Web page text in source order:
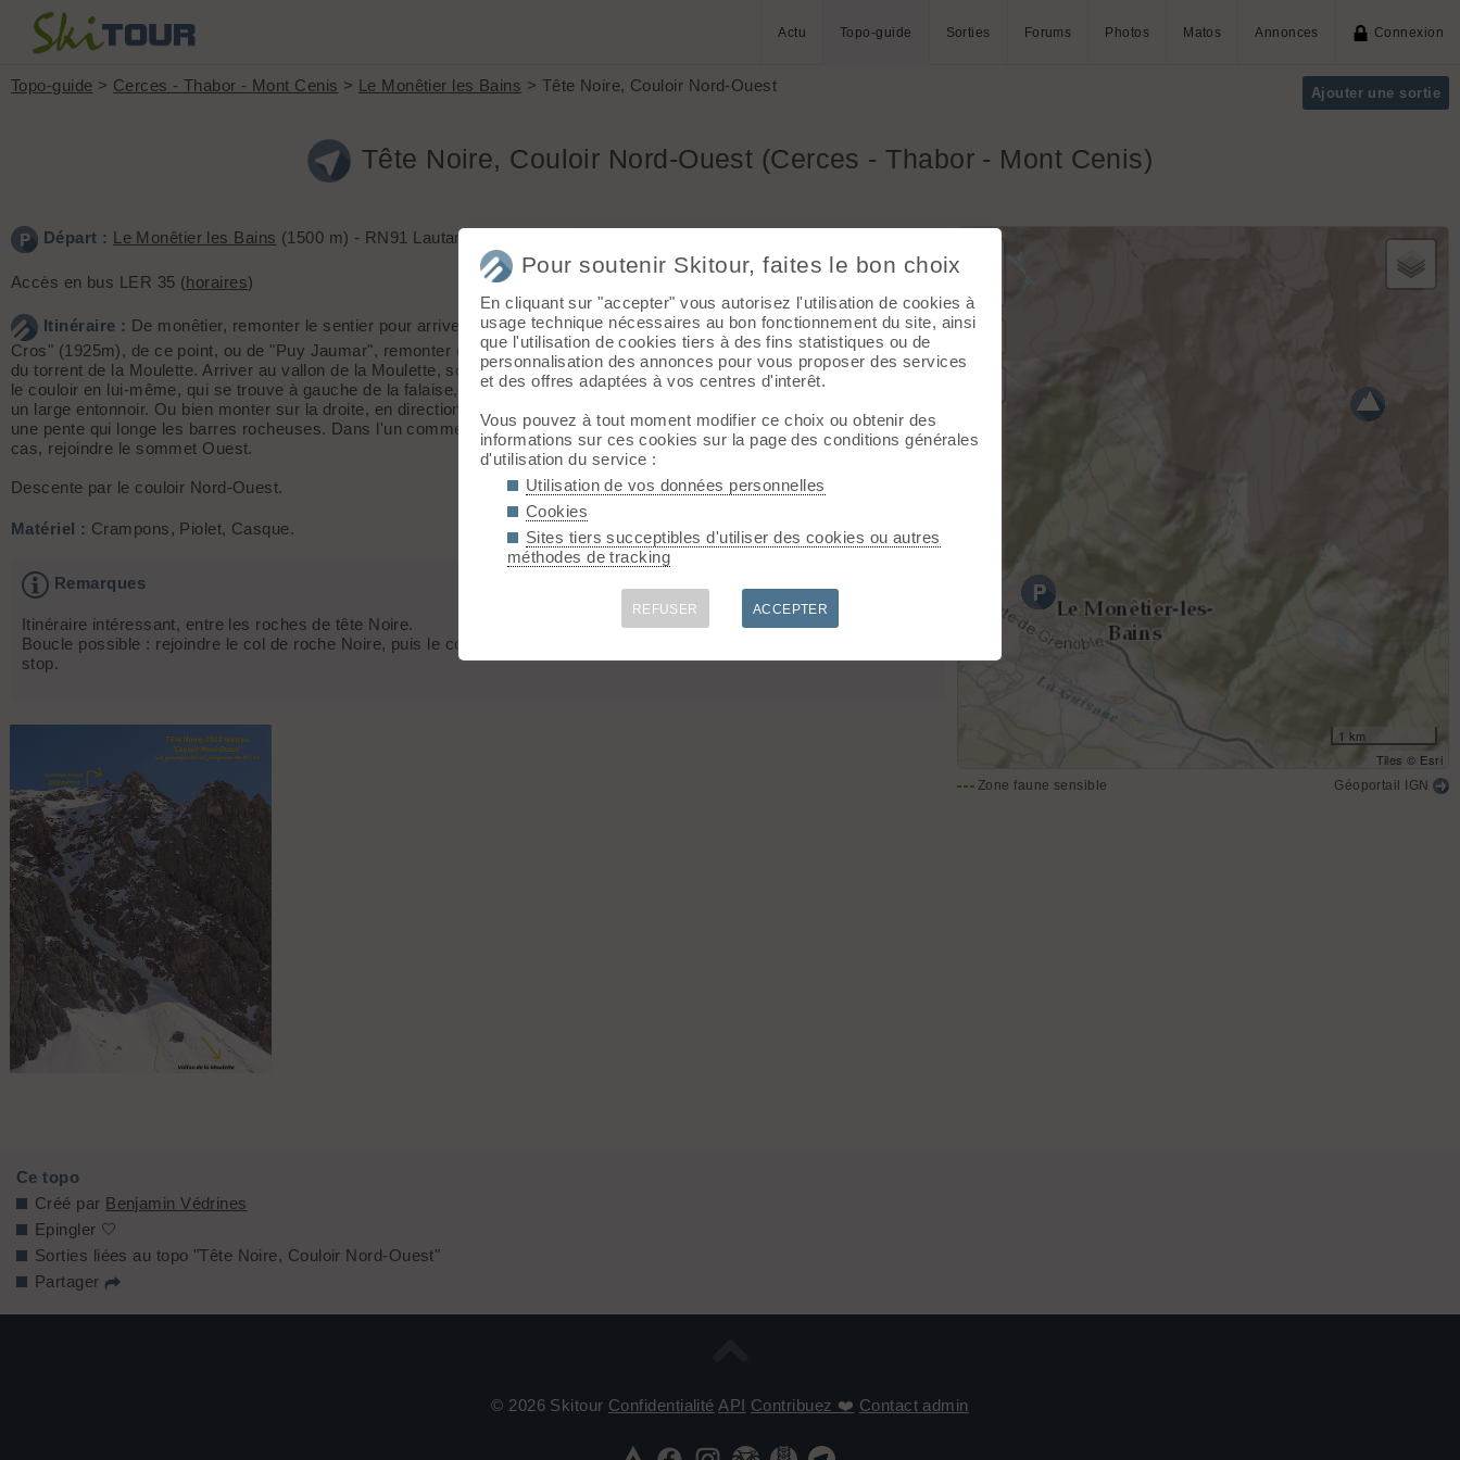
Actu Topo-guide Sorties Forums Photos Matos Annonces Connexion
Ajouter une sortie
Topo-guide > Cerces - Thabor - Mont Cenis > Le Monêtier les Bains > Tête Noire, Couloir Nord-Ouest
Tête Noire, Couloir Nord-Ouest (Cerces - Thabor - Mont Cenis)
Sommet :
Tête Noire (2922 m)
Dénivelé :
1400 m.
Difficulté de montée : PD-
Difficulté ski :5.2 E2
Pente : Passages 50-55°, moyenne 40-45°
Départ : Le Monêtier les Bains (1500 m) - RN91 Lautaret-Briancon
Accès en bus LER 35 (horaires)
Itinéraire : De monêtier, remonter le sentier pour arriver au "Puy du
Cros" (1925m), de ce point, ou de "Puy Jaumar", remonter en rive droite
du torrent de la Moulette. Arriver au vallon de la Moulette, soit monter par
le couloir en lui-même, qui se trouve à gauche de la falaise, en sa base
un large entonnoir. Ou bien monter sur la droite, en direction Sud-Est,
une pente qui longe les barres rocheuses. Dans l'un comme dans l'autre
cas, rejoindre le sommet Ouest.
Descente par le couloir Nord-Ouest.
Matériel : Crampons, Piolet, Casque.
Remarques
Itinéraire intéressant, entre les roches de tête Noire.
Boucle possible : rejoindre le col de roche Noire, puis le col du Chardonnet, pour arriver au Pont de l'Alpe. Retour en
stop.
1 km
Tiles © Esri
Zone faune sensible Géoportail IGN
Ce topo
Créé par Benjamin Védrines
Epingler 🤍
Sorties liées au topo "Tête Noire, Couloir Nord-Ouest"
Partager
© 2026 Skitour Confidentialité API Contribuez ❤️ Contact admin
Pour soutenir Skitour, faites le bon choix
En cliquant sur "accepter" vous autorisez l'utilisation de cookies à
usage technique nécessaires au bon fonctionnement du site, ainsi
que l'utilisation de cookies tiers à des fins statistiques ou de
personnalisation des annonces pour vous proposer des services
et des offres adaptées à vos centres d'interêt.
Vous pouvez à tout moment modifier ce choix ou obtenir des
informations sur ces cookies sur la page des conditions générales
d'utilisation du service :
Utilisation de vos données personnelles
Cookies
Sites tiers succeptibles d'utiliser des cookies ou autres
méthodes de tracking
REFUSER ACCEPTER